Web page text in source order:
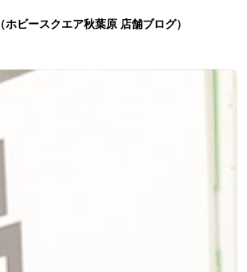
（ホビースクエア秋葉原 店舗ブログ）